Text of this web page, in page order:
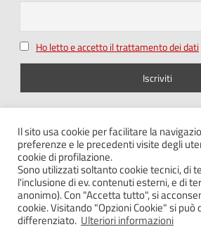
Ho letto e accetto il trattamento dei dati
SEGUICI SU
Note legali – Privacy
Il sito usa cookie per facilitare la
preferenze e le precedenti visite degli
cookie di profilazione.
Sono utilizzati soltanto cookie tecnici, di
l'inclusione di ev. contenuti esterni, e di
anonimo). Con "Accetta tutto", si
cookie. Visitando "Opzioni Cookie" si può
differenziato. Ulteriori informazioni